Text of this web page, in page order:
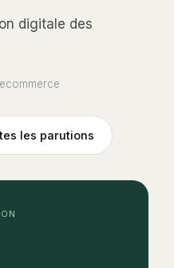
digitale des
les parutions